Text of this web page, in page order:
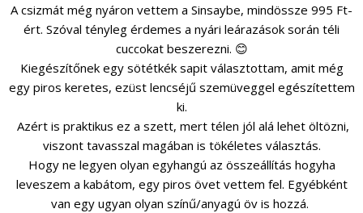
A csizmát még nyáron vettem a Sinsaybe, mindössze 995 Ft-
ért. Szóval tényleg érdemes a nyári leárazások során téli
cuccokat beszerezni. 😊
Kiegészítőnek egy sötétkék sapit választottam, amit még
egy piros keretes, ezüst lencséjű szemüveggel egészítettem
ki.
Azért is praktikus ez a szett, mert télen jól alá lehet öltözni,
viszont tavasszal magában is tökéletes választás.
Hogy ne legyen olyan egyhangú az összeállítás hogyha
leveszem a kabátom, egy piros övet vettem fel. Egyébként
van egy ugyan olyan színű/anyagú öv is hozzá.